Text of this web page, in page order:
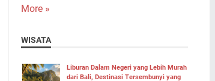
More »
WISATA
Liburan Dalam Negeri yang Lebih Murah
dari Bali, Destinasi Tersembunyi yang